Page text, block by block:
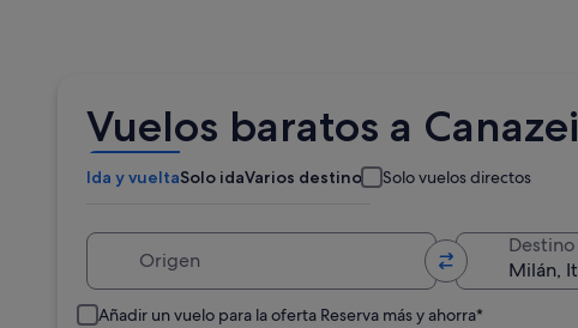
Vuelos baratos a Canazei
Ida y vueltaSolo idaVarios destinos Solo vuelos directos
Destino
Añadir un vuelo para la oferta Reserva más y ahorra*